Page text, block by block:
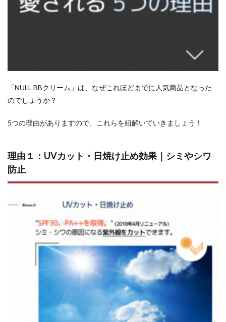
「NULL BBクリーム」は、なぜこれほどまでに人気商品となった
のでしょうか？
5つの理由がありますので、これらを紐解いていきましょう！
理由１：UVカット・日焼け止め効果｜シミやシワ
防止